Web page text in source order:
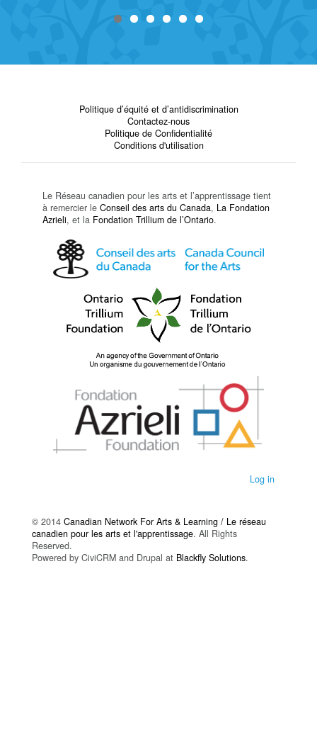
Politique d’équité et d’antidiscrimination
Contactez-nous
Politique de Confidentialité
Conditions d'utilisation
Le Réseau canadien pour les arts et l’apprentissage tient
à remercier le Conseil des arts du Canada, La Fondation
Azrieli, et la Fondation Trillium de l’Ontario.
Log in
© 2014 Canadian Network For Arts & Learning / Le réseau
canadien pour les arts et l'apprentissage. All Rights
Reserved.
Powered by CiviCRM and Drupal at Blackfly Solutions.